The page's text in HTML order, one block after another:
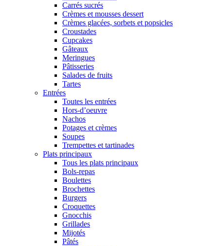
Carrés sucrés
Crèmes et mousses dessert
Crèmes glacées, sorbets et popsicles
Croustades
Cupcakes
Gâteaux
Meringues
Pâtisseries
Salades de fruits
Tartes
Entrées
Toutes les entrées
Hors-d’oeuvre
Nachos
Potages et crèmes
Soupes
Trempettes et tartinades
Plats principaux
Tous les plats principaux
Bols-repas
Boulettes
Brochettes
Burgers
Croquettes
Gnocchis
Grillades
Mijotés
Pâtés